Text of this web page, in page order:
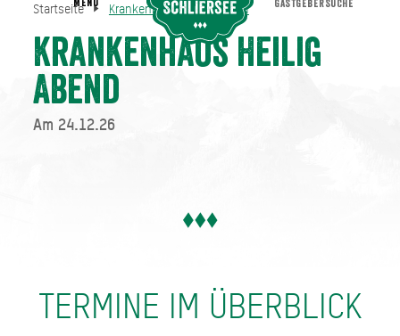
Startseite Krankenhaus Heilig Abend
Krankenhaus Heilig
Abend
Am 24.12.26
TERMINE IM ÜBERBLICK
Startseite Krankenhaus Heilig Abend
MENU GASTGEBERSUCHE